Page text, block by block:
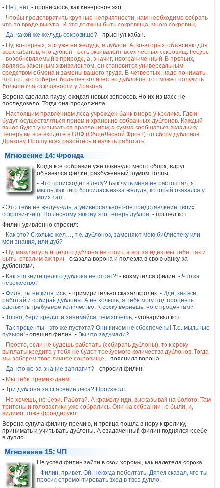
- Нет, нет, - пронеслось, как инверсное эхо.
- Чтобы предотвратить крупные неприятности, нам необходимо собрать
что-то вроде выкупа. И это должны быть сокровища, много сокровищ.
- Да, какой же желудь сокровище? - прыснул кабан.
- Ну, во-первых, это уже не желудь, а дублон. А, во-вторых, объясняю для
всех кабанов, что дублон - есть эквивалент всех лесных сокровищ. Ресурс
- возобновляемый в природе, а, значит, неограниченный. В-третьих,
являясь законным эквивалентом, он становится универсальным
средством обмена и замены вашего труда. В-четвертых, надо понимать,
что тот, кто соберет большее количество дублонов, тот может получить
больше благосклонности у Дракона.
Ворона сделала паузу, ожидая новых вопросов. Но их из масс не
последовало. Тогда она продолжила:
- Настоящим правлением леса учрежден банк в норе у кролика. Где и
будут осуществляться прием и хранение собранных дублонов. Каждый
взнос будет учитываться правлением, а сумма сообщаться вкладчику.
Теперь вы все входите в ОЛФ (ОбщеЛесной Фронт) по сбору дублонов
Дракону. Прошу всех разойтись и начать работать.
Мгновение 14: Фронда
Когда все собрание уже покинуло место сбора, вдруг
объявился филин, разбуженный шумом толпы.
- Что происходит в лесу? Бык чуть меня не растоптал, а
мышь, как тигр бросилась из-за желудя, который оказался у
моих лап.
- Это тебе не желу-у-удь, а универсально-о-ое представление твоих
сокрови-и-ищ. По лесному закону это теперь дублон, - пропел кот.
Филин удивленно спросил:
- Как это? Сколько жел…, т.е. дублонов, заменяют мою библиотеку или
мои знания, или дуб?
- Ну, макулатура и целого дублона не стоит, а вот за идею мы тебе, так и
быть, отвалим аж три! - сказала ворона и полезла в свою банку за
дублонами.
- Как это книги целого дублона не стоят?! - возмутился филин. - Что за
невежество?
- Филя, ты не кипятись, - примирительно сказал кролик. - Иди, как все,
работай и собирай дублоны. А не хочешь, я тебе могу под проценты
одолжить требуемое количество. К сроку вернешь, но с процентами.
- Точно, бери кредит и занимайся, чем хочешь, - уговаривал кот.
- Так проценты - это же пустота? Они ничем не обеспечены! Т.е. мыльные
пузыри! - опешил филин. - Вы что задумали?
- Просто, если не будешь работать (собирать дублоны), то к сроку
выплаты кредита у тебя не будет требуемого количества дублонов. Тогда
мы заберем твое личное сокровище, - пояснила ворона.
- Да, кто же за знание заплатит? - спросил филин.
- Мы тебе премию даем.
- Три дублона за спасение леса? Произвол!
- Не хочешь, не бери. Работай. А крамолу иди, высказывай на болото. Там
тритоны и головастики уже собрались. Они на собрании не были, и,
видимо, тоже фрондируют.
Ворона сунула филину премию, и троица пошла в нору к кролику,
принимать и учитывать дублоны. А озадаченный филин поднялся к себе
в дупло.
Мгновение 15: ЧП
Не успел филин зайти в свои хоромы, как налетела сорока.
- Филин, привет. Ой, некогда поболтать. Дятел сказал, что ты
просил отремонтировать вход в твое дупло.